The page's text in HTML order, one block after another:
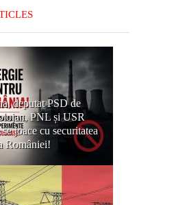
deputat PSD de
PNL și USR
joace cu securitatea
României!